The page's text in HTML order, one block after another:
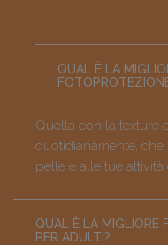
QUAL È LA
Quella con la texture
quotidianamente, che
pelle e alle tue
QUAL È LA MIGLIORE
PER ADULTI?